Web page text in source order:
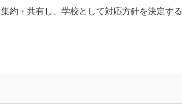
約・共有し、学校として対応方針を決定す